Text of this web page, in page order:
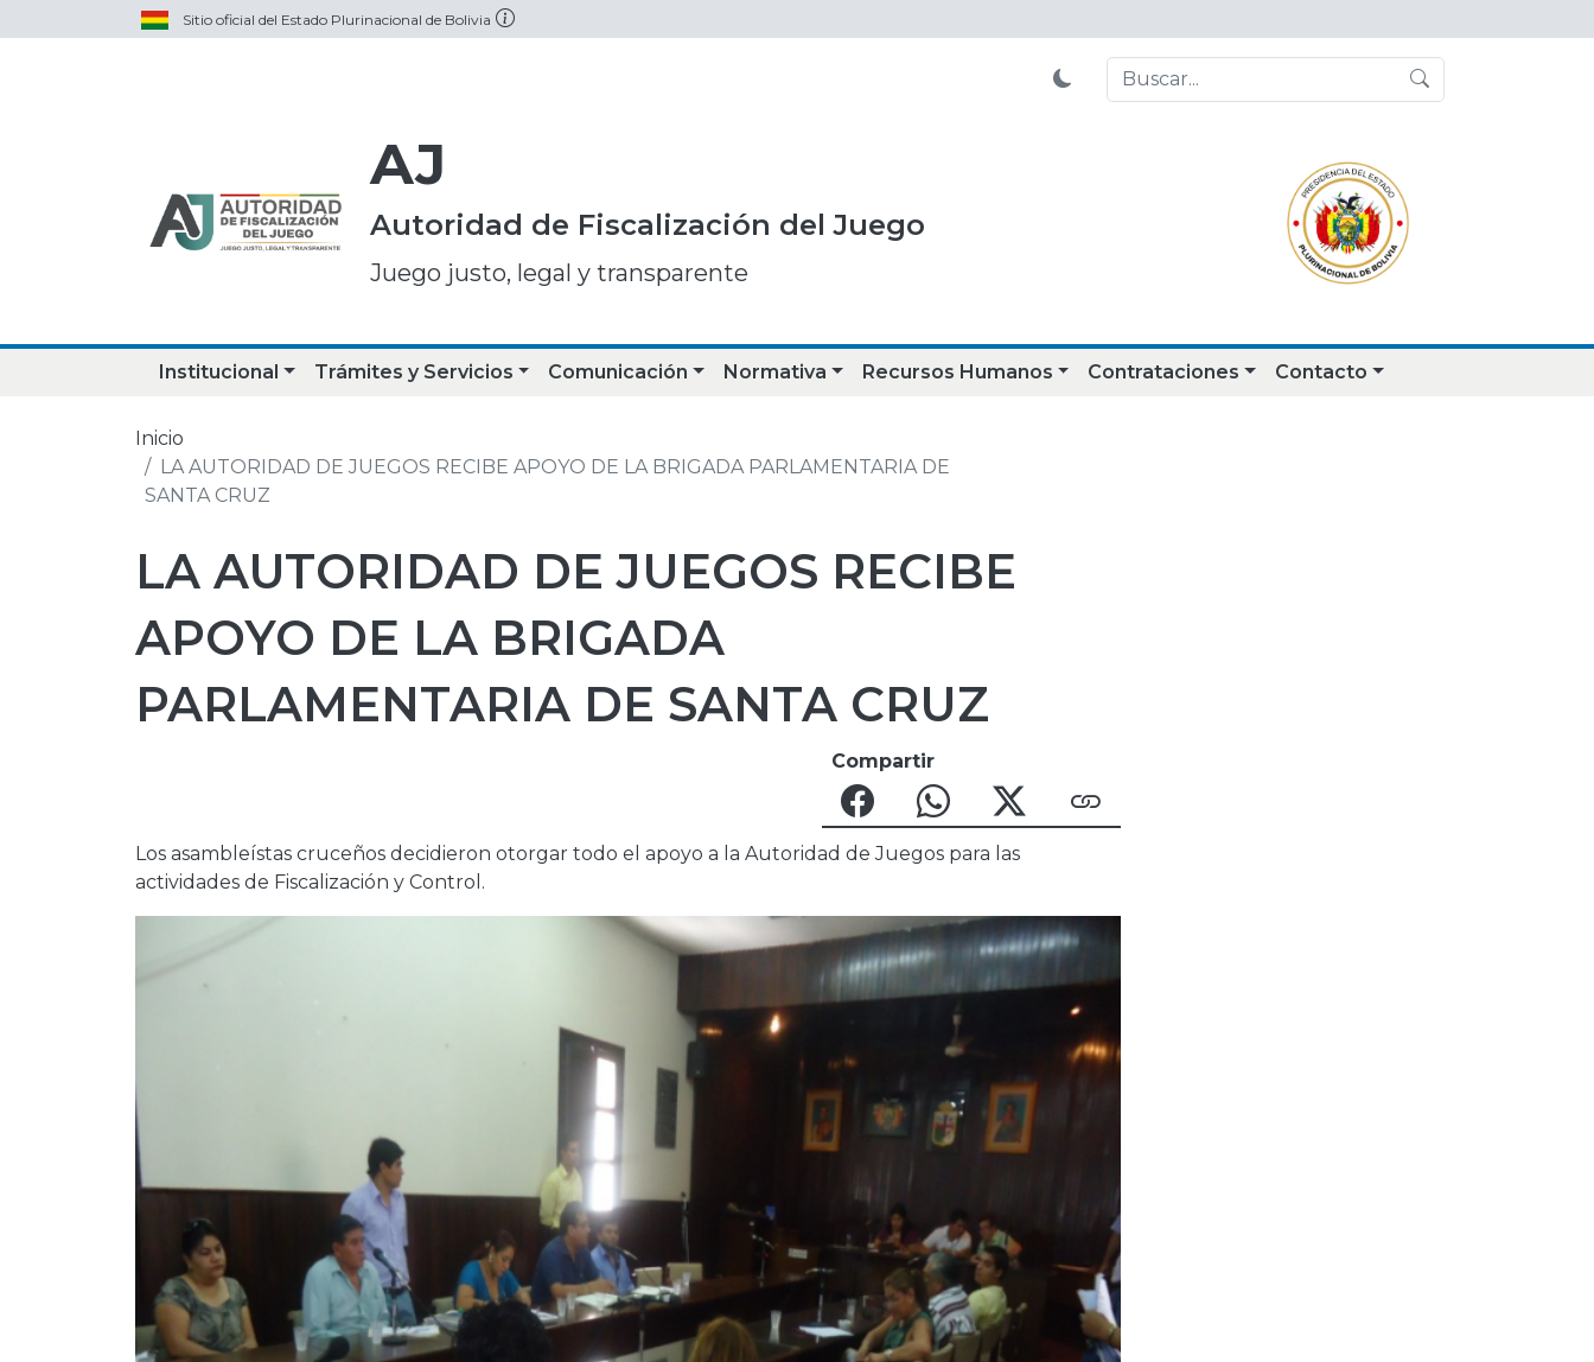
Sitio oficial del Estado Plurinacional de Bolivia
AJ
Autoridad de Fiscalización del Juego
Juego justo, legal y transparente
Institucional Trámites y Servicios Comunicación Normativa Recursos Humanos Contrataciones Contacto
Inicio
LA AUTORIDAD DE JUEGOS RECIBE APOYO DE LA BRIGADA PARLAMENTARIA DE
SANTA CRUZ
LA AUTORIDAD DE JUEGOS RECIBE
APOYO DE LA BRIGADA
PARLAMENTARIA DE SANTA CRUZ
Compartir
Los asambleístas cruceños decidieron otorgar todo el apoyo a la Autoridad de Juegos para las
actividades de Fiscalización y Control.